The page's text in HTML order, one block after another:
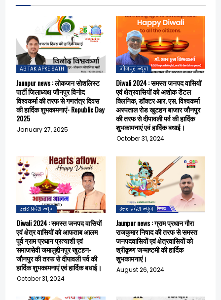
AB TAK APKE SATH
Jaunpur news : लोकजन सोशलिस्ट
पार्टी जिलाध्यक्ष जौनपुर विनोद
विश्वकर्मा की तरफ से गणतंत्र दिवस
की हार्दिक शुभकामनाएं- Republic Day
2025
January 27, 2025
जौनपुर न्यूज़
Diwali 2024 : समस्त जनपद वासियों
एवं क्षेत्रवासियों को अशोक डेंटल
क्लिनिक, डॉक्टर आर. एस. विश्वकर्मा
अस्पताल रोड खुटहन बाजार जौनपुर
की तरफ से दीपावली पर्व की हार्दिक
शुभकामनाएं एवं हार्दिक बधाई।
October 31, 2024
उत्तर प्रदेश न्यूज़
Diwali 2024 : समस्त जनपद वासियों
एवं क्षेत्र वासियों को आफताब आलम
पूर्व ग्राम प्रधान प्रत्याशी एवं
समाजसेवी जमालुद्दीनपुर खुटहन-
जौनपुर की तरफ से दीपावली पर्व की
हार्दिक शुभकामनाएं एवं हार्दिक बधाई।
October 31, 2024
उत्तर प्रदेश न्यूज़
Jaunpur news : ग्राम प्रधान गौरा
राजकुमार निषाद की तरफ से समस्त
जनपदवासियों एवं क्षेत्रवासियों को
श्रीकृष्ण जन्माष्टमी की हार्दिक
शुभकामनाएं।
August 26, 2024